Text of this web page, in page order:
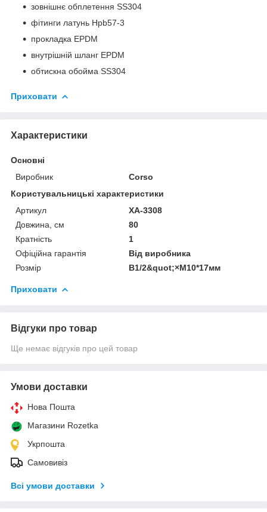
зовнішнє обплетення SS304
фітинги латунь Hpb57-3
прокладка EPDM
внутрішній шланг EPDM
обтискна обойма SS304
Приховати
Характеристики
Основні
Виробник
Corso
Користувальницькі характеристики
Артикул
XA-3308
Довжина, см
80
Кратність
1
Офіційна гарантія
Від виробника
Розмір
B1/2&quot;×М10*17мм
Приховати
Відгуки про товар
Ще немає відгуків про цей товар
Умови доставки
Нова Пошта
Магазини Rozetka
Укрпошта
Самовивіз
Всі умови доставки